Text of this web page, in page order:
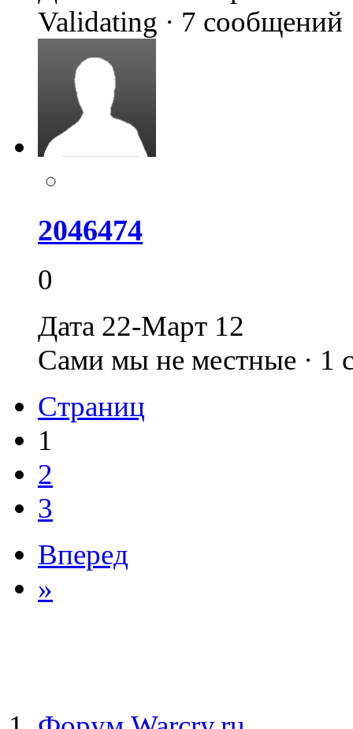
Validating · 7 сообщений
2046474
0
Дата 22-Март 12
Сами мы не местные · 1
Страниц
1
2
3
Вперед
»